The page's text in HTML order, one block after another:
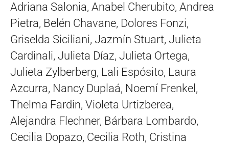
Adriana Salonia, Anabel Cherubito, Andrea
Pietra, Belén Chavane, Dolores Fonzi,
Griselda Siciliani, Jazmín Stuart, Julieta
Cardinali, Julieta Díaz, Julieta Ortega,
Julieta Zylberberg, Lali Espósito, Laura
Azcurra, Nancy Duplaá, Noemí Frenkel,
Thelma Fardin, Violeta Urtizberea,
Alejandra Flechner, Bárbara Lombardo,
Cecilia Dopazo, Cecilia Roth, Cristina